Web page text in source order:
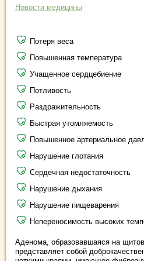
Новости медицины
Потеря веса
Повышенная температура
Учащенное сердцебиение
Потливость
Раздражительность
Быстрая утомляемость
Повышенное артериальное
Нарушение глотания
Сердечная недостаточность
Нарушение дыхания
Нарушение пищеварения
Непереносимость высоких
Аденома, образовавшаяся на
представляет собой